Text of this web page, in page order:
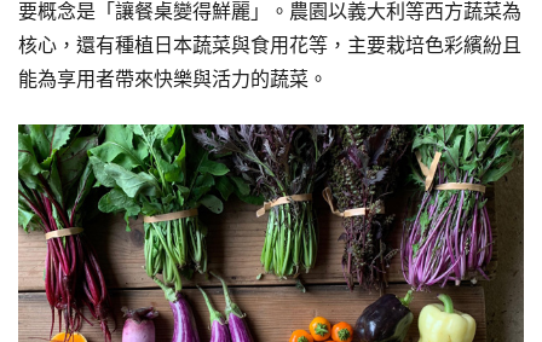
要概念是「讓餐桌變得鮮麗」。農園以義大利等西方蔬菜為
核心，還有種植日本蔬菜與食用花等，主要栽培色彩繽紛且
能為享用者帶來快樂與活力的蔬菜。